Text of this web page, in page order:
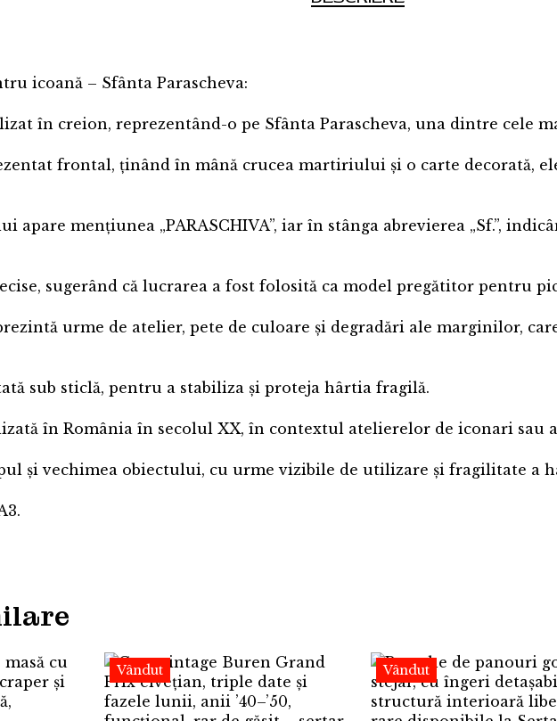
icoană – Sfânta Parascheva:
în creion, reprezentând-o pe Sfânta Parascheva, una dintre cele
frontal, ținând în mână crucea martiriului și o carte decorată,
apare mențiunea „PARASCHIVA”, iar în stânga abrevierea „Sf.”,
sugerând că lucrarea a fost folosită ca model pregătitor pentru
urme de atelier, pete de culoare și degradări ale marginilor,
sub sticlă, pentru a stabiliza și proteja hârtia fragilă.
în România în secolul XX, în contextul atelierelor de iconari sau
și vechimea obiectului, cu urme vizibile de utilizare și fragilitate a
Vândut Vândut